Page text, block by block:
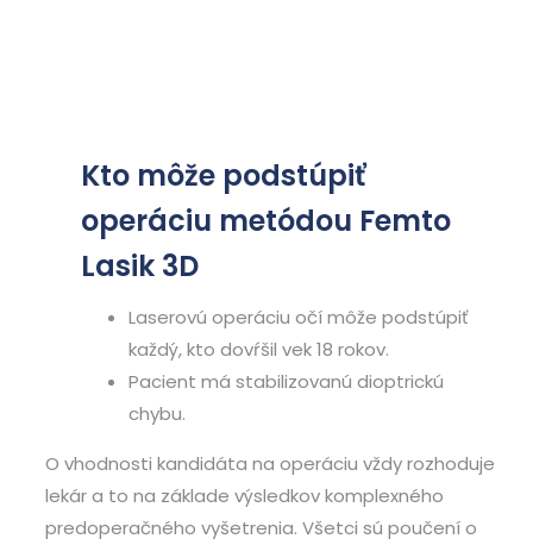
Kto môže podstúpiť
operáciu metódou Femto
Lasik 3D
Laserovú operáciu očí môže podstúpiť
každý, kto dovŕšil vek 18 rokov.
Pacient má stabilizovanú dioptrickú
chybu.
O vhodnosti kandidáta na operáciu vždy rozhoduje
lekár a to na základe výsledkov komplexného
predoperačného vyšetrenia. Všetci sú poučení o